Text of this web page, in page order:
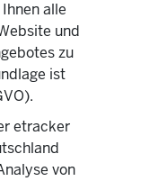
alle
und
zu
ist
etracker
von